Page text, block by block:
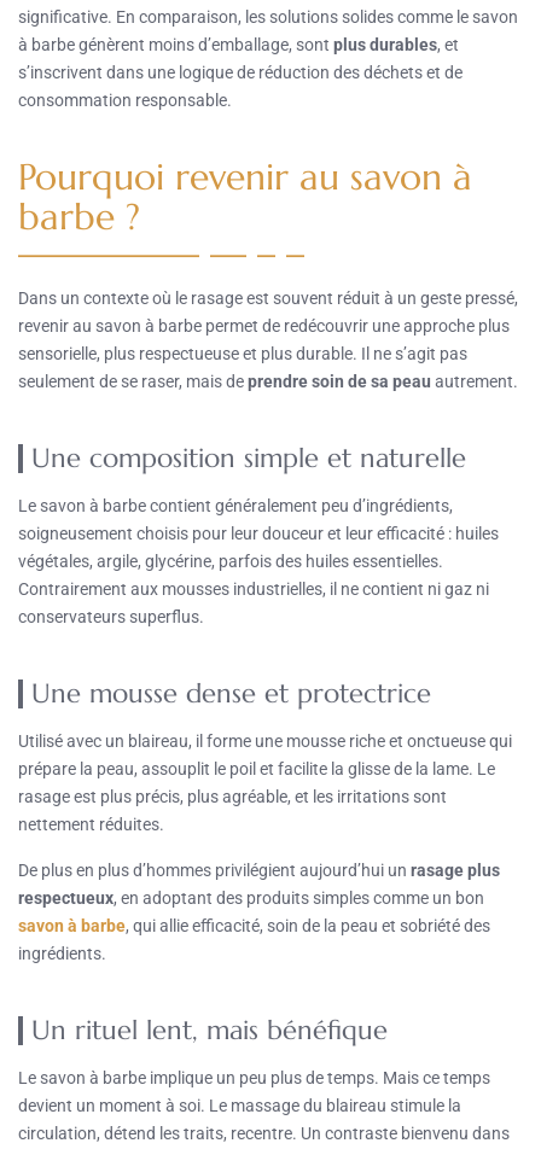
significative. En comparaison, les solutions solides comme le savon
à barbe génèrent moins d’emballage, sont plus durables, et
s’inscrivent dans une logique de réduction des déchets et de
consommation responsable.
Pourquoi revenir au savon à
barbe ?
Dans un contexte où le rasage est souvent réduit à un geste pressé,
revenir au savon à barbe permet de redécouvrir une approche plus
sensorielle, plus respectueuse et plus durable. Il ne s’agit pas
seulement de se raser, mais deprendre soin de sa peau autrement.
Une composition simple et naturelle
Le savon à barbe contient généralement peu d’ingrédients,
soigneusement choisis pour leur douceur et leur efficacité : huiles
végétales, argile, glycérine, parfois des huiles essentielles.
Contrairement aux mousses industrielles, il ne contient ni gaz ni
conservateurs superflus.
Une mousse dense et protectrice
Utilisé avec un blaireau, il forme une mousse riche et onctueuse qui
prépare la peau, assouplit le poil et facilite la glisse de la lame. Le
rasage est plus précis, plus agréable, et les irritations sont
nettement réduites.
De plus en plus d’hommes privilégient aujourd’hui un rasage plus
respectueux, en adoptant des produits simples comme un bon
savon à barbe, qui allie efficacité, soin de la peau et sobriété des
ingrédients.
Un rituel lent, mais bénéfique
Le savon à barbe implique un peu plus de temps. Mais ce temps
devient un moment à soi. Le massage du blaireau stimule la
circulation, détend les traits, recentre. Un contraste bienvenu dans